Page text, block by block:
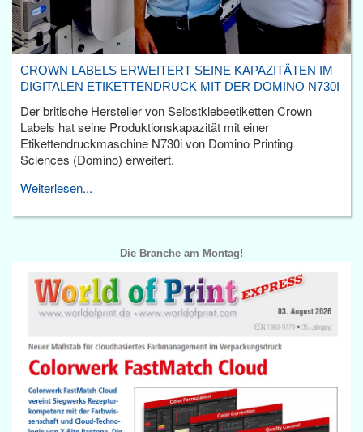
CROWN LABELS ERWEITERT SEINE KAPAZITÄTEN IM
DIGITALEN ETIKETTENDRUCK MIT DER DOMINO N730I
Der britische Hersteller von Selbstklebeetiketten Crown
Labels hat seine Produktionskapazität mit einer
Etikettendruckmaschine N730i von Domino Printing
Sciences (Domino) erweitert.
Weiterlesen...
Die Branche am Montag!